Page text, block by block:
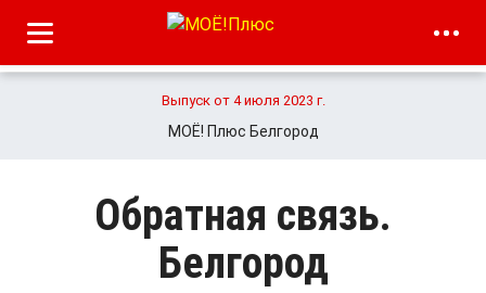
Выпуск от 4 июля 2023 г.
МОЁ! Плюс Белгород
Обратная связь.
Белгород